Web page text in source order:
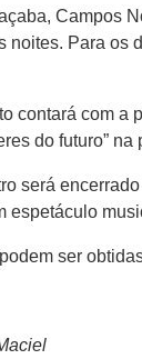
Campos
noites. Para os
contará com a
do futuro”
será
espetáculo
ser